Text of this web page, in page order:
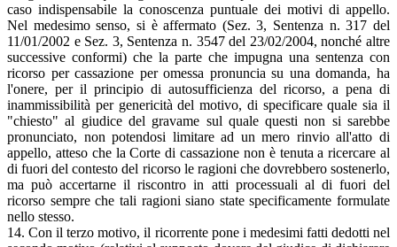
caso indispensabile la conoscenza puntuale dei motivi di appello.
Nel medesimo senso, si è affermato (Sez. 3, Sentenza n. 317 del
11/01/2002 e Sez. 3, Sentenza n. 3547 del 23/02/2004, nonché altre
successive conformi) che la parte che impugna una sentenza con
ricorso per cassazione per omessa pronuncia su una domanda, ha
l'onere, per il principio di autosufficienza del ricorso, a pena di
inammissibilità per genericità del motivo, di specificare quale sia il
"chiesto" al giudice del gravame sul quale questi non si sarebbe
pronunciato, non potendosi limitare ad un mero rinvio all'atto di
appello, atteso che la Corte di cassazione non è tenuta a ricercare al
di fuori del contesto del ricorso le ragioni che dovrebbero sostenerlo,
ma può accertarne il riscontro in atti processuali al di fuori del
ricorso sempre che tali ragioni siano state specificamente formulate
nello stesso.
14. Con il terzo motivo, il ricorrente pone i medesimi fatti dedotti nel